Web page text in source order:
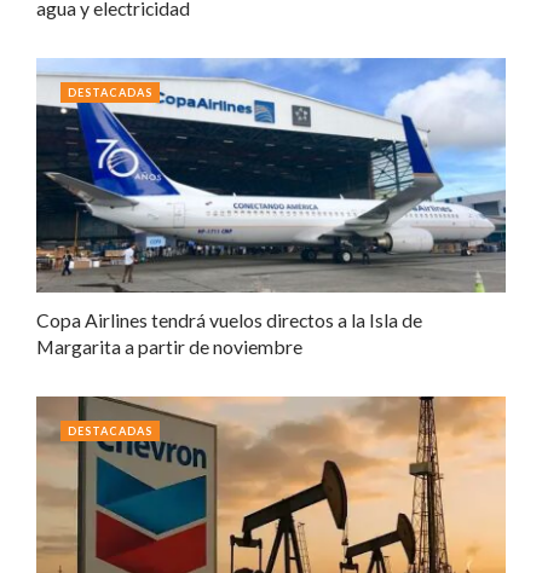
agua y electricidad
Copa Airlines tendrá vuelos directos a la Isla de
Margarita a partir de noviembre
DESTACADAS
DESTACADAS